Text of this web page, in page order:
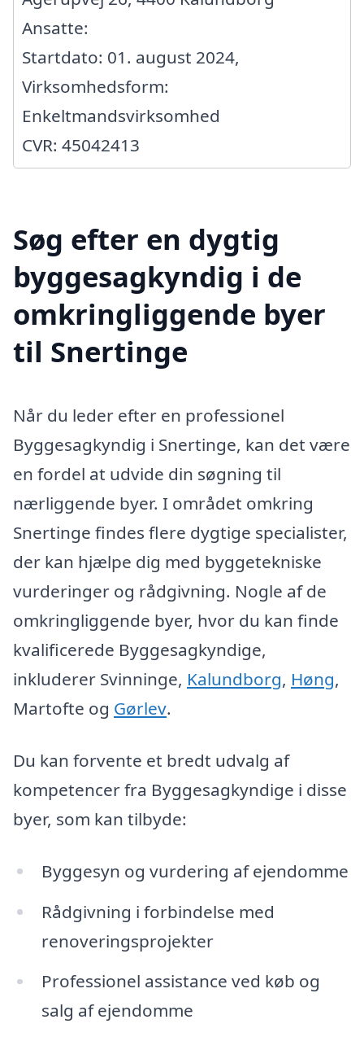
Ansatte:
Startdato: 01. august 2024,
Virksomhedsform:
Enkeltmandsvirksomhed
CVR: 45042413
Søg efter en dygtig
byggesagkyndig i de
omkringliggende byer
til Snertinge
Når du leder efter en professionel
Byggesagkyndig i Snertinge, kan det være
en fordel at udvide din søgning til
nærliggende byer. I området omkring
Snertinge findes flere dygtige specialister,
der kan hjælpe dig med byggetekniske
vurderinger og rådgivning. Nogle af de
omkringliggende byer, hvor du kan finde
kvalificerede Byggesagkyndige,
inkluderer Svinninge, Kalundborg, Høng,
Martofte og Gørlev.
Du kan forvente et bredt udvalg af
kompetencer fra Byggesagkyndige i disse
byer, som kan tilbyde:
Byggesyn og vurdering af ejendomme
Rådgivning i forbindelse med
renoveringsprojekter
Professionel assistance ved køb og
salg af ejendomme